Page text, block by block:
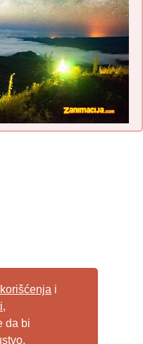
i
,
da bi